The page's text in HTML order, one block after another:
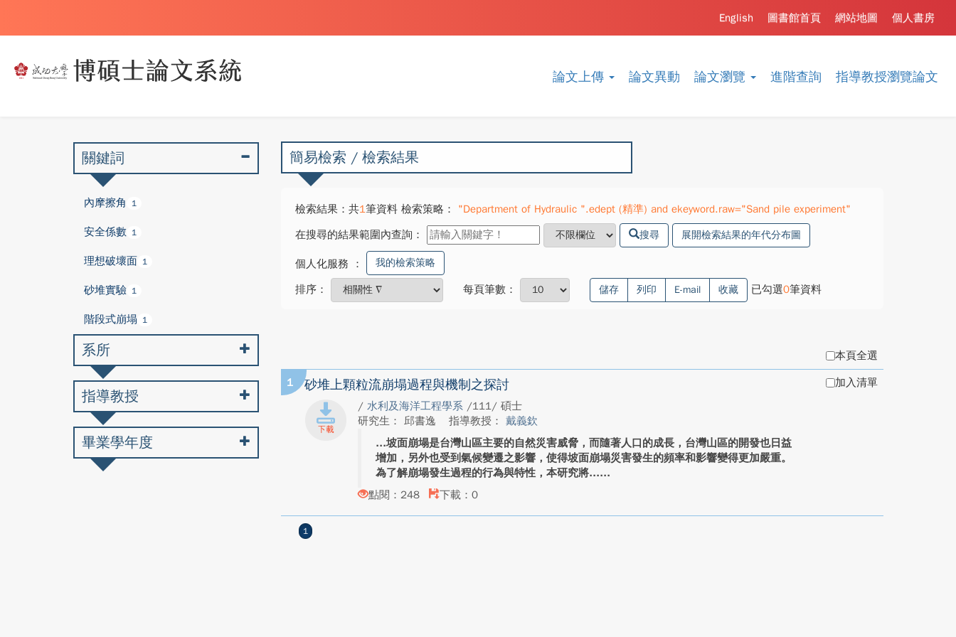
論文上傳 論文異動 論文瀏覽 進階查詢 指導教授瀏覽論文
個人書房
網站地圖
圖書館首頁
English
簡易檢索 / 檢索結果
檢索結果：共1筆資料 檢索策略：
"Department of Hydraulic ".edept (精準) and ekeyword.raw="Sand pile experiment"
在搜尋的結果範圍內查詢：
搜尋 展開檢索結果的年代分布圖
個人化服務 ： 我的檢索策略
排序： 每頁筆數： 儲存 列印 E-mail 收藏 已勾選0筆資料
本頁全選
1 砂堆上顆粒流崩塌過程與機制之探討
/ 水利及海洋工程學系 /111/ 碩士
研究生： 邱書逸
指導教授： 戴義欽
坡面崩塌是台灣山區主要的自然災害威脅，而隨著人口的成長，台灣山區的開發也日益
增加，另外也受到氣候變遷之影響，使得坡面崩塌災害發生的頻率和影響變得更加嚴重。
為了解崩塌發生過程的行為與特性，本研究將...
點閱：248
下載：0
加入清單
1
關鍵詞
內摩擦角 1
安全係數 1
理想破壞面 1
砂堆實驗 1
階段式崩塌 1
系所
指導教授
畢業學年度